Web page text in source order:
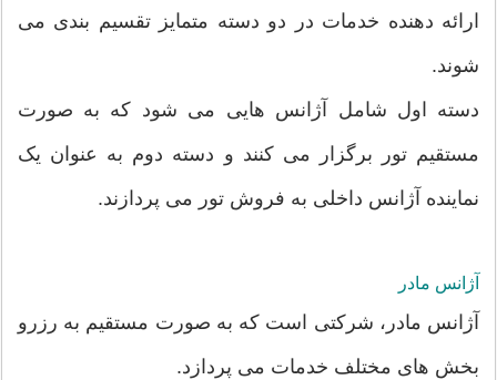
ارائه دهنده خدمات در دو دسته متمایز تقسیم بندی می
شوند.
دسته اول شامل آژانس هایی می شود که به صورت
مستقیم تور برگزار می کنند و دسته دوم به عنوان یک
نماینده آژانس داخلی به فروش تور می پردازند.
آژانس مادر
آژانس مادر، شرکتی است که به صورت مستقیم به رزرو
بخش های مختلف خدمات می پردازد.